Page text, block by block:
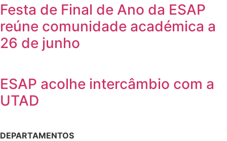
Festa de Final de Ano da ESAP
reúne comunidade académica a
26 de junho
ESAP acolhe intercâmbio com a
UTAD
DEPARTAMENTOS